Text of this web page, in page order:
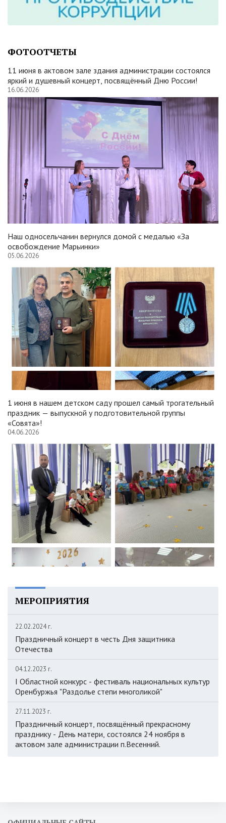
ФОТООТЧЕТЫ
11 июня в актовом зале здания администрации состоялся
яркий и душевный концерт, посвящённый Дню России!
16.06.2026
Наш односельчанин вернулся домой с медалью «За
освобождение Марьинки»
05.06.2026
1 июня в нашем детском саду прошел самый трогательный
праздник — выпускной у подготовительной группы
«Совята»!
04.06.2026
МЕРОПРИЯТИЯ
22.02.2024 г.
Праздничный концерт в честь Дня защитника
Отечества
04.12.2023 г.
I Областной конкурс - фестиваль национальных культур
Оренбуржья "Раздолье степи многоликой"
27.11.2023 г.
Праздничный концерт, посвящённый прекрасному
празднику - День матери, состоялся 24 ноября в
актовом зале администрации п.Весенний.